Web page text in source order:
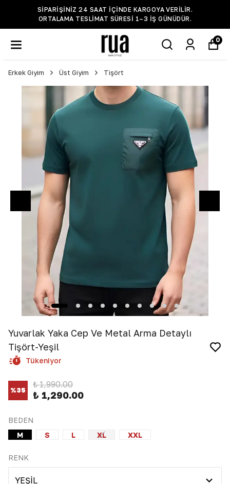
SIPARIŞINIZ 24 SAAT IÇINDE KARGOYA VERILIR.
ORTALAMA TESLIMAT SÜRESI 1–3 IŞ GÜNÜDÜR.
0
Erkek Giyim Üst Giyim Tişört
Yuvarlak Yaka Cep Ve Metal Arma Detaylı
Tişört-Yeşil
Tükeniyor
%35
₺ 1,990.00
₺ 1,290.00
BEDEN
M
S L XL XXL
RENK